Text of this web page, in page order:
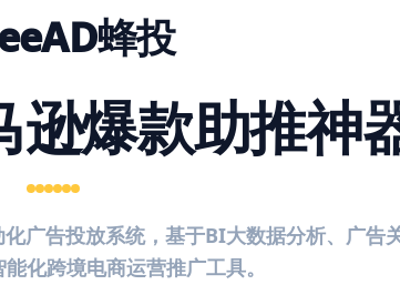
蜂投
逊爆款助推神
广告投放系统，基于BI大数据分析、广告
化跨境电商运营推广工具。